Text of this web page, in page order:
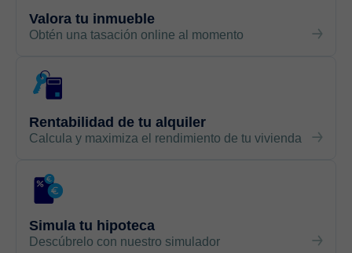
Valora tu inmueble
Obtén una tasación online al momento
Rentabilidad de tu alquiler
Calcula y maximiza el rendimiento de tu vivienda
Simula tu hipoteca
Descúbrelo con nuestro simulador